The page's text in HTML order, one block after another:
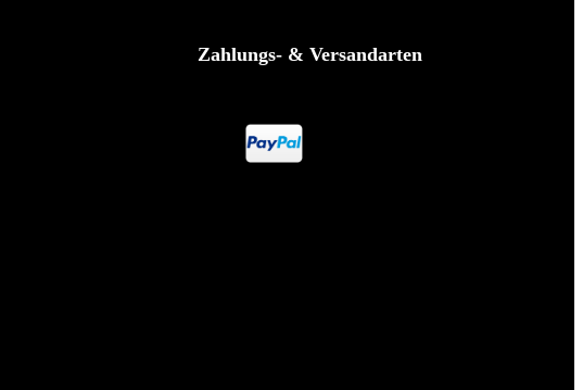
Zahlungs- & Versandarten